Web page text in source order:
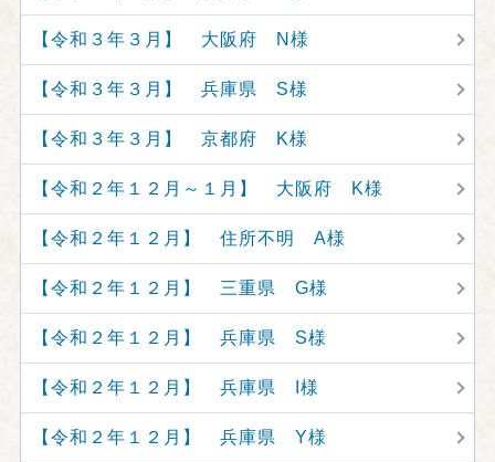
【令和３年３月】 大阪府 N様
【令和３年３月】 兵庫県 S様
【令和３年３月】 京都府 K様
【令和２年１２月～１月】 大阪府 K様
【令和２年１２月】 住所不明 A様
【令和２年１２月】 三重県 G様
【令和２年１２月】 兵庫県 S様
【令和２年１２月】 兵庫県 I様
【令和２年１２月】 兵庫県 Y様